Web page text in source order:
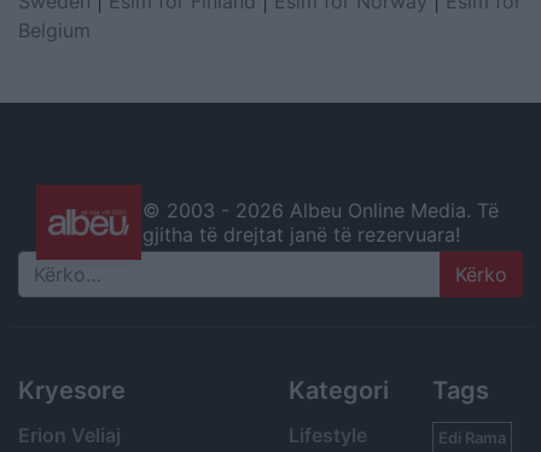
Belgium
© 2003 - 2026 Albeu Online Media. Të
gjitha të drejtat janë të rezervuara!
Search
Kryesore
Erion Veliaj
Kategori
Lifestyle
Tags
Edi Rama